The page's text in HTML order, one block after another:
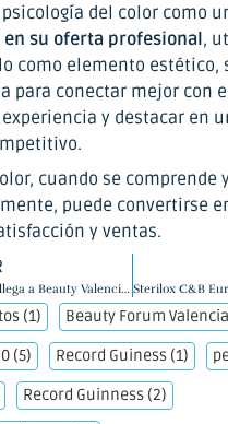
(1) Beauty Forum Valencia
(5) Record Guiness (1)
Record Guinness (2)
del color como
su oferta profesional,
como elemento estético,
para conectar mejor con
y destacar en
cuando se comprende
puede convertirse
y ventas.
Alfa Medical llega a Beauty Valencia con dos líneas de alta gama, Dr. NL y Nujuve